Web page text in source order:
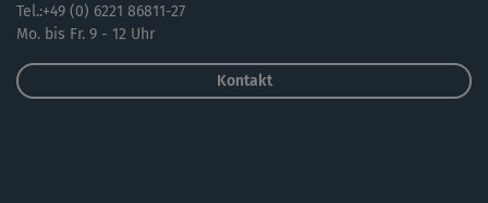
Tel.:+49 (0) 6221 86811-27
Mo. bis Fr. 9 - 12 Uhr
Kontakt